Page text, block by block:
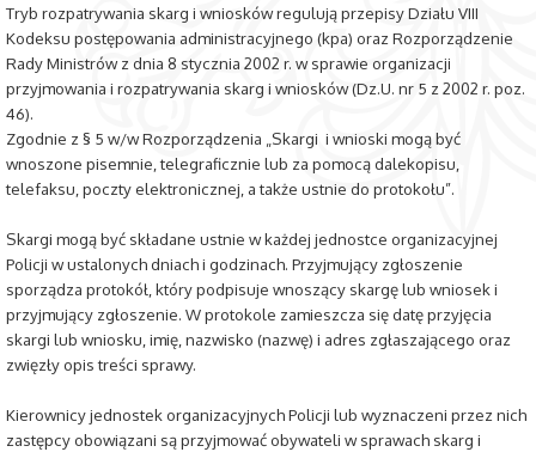
Tryb rozpatrywania skarg i wniosków regulują przepisy Działu VIII
Kodeksu postępowania administracyjnego (kpa) oraz Rozporządzenie
Rady Ministrów z dnia 8 stycznia 2002 r. w sprawie organizacji
przyjmowania i rozpatrywania skarg i wniosków (Dz.U. nr 5 z 2002 r. poz.
46).
Zgodnie z § 5 w/w Rozporządzenia „Skargi i wnioski mogą być
wnoszone pisemnie, telegraficznie lub za pomocą dalekopisu,
telefaksu, poczty elektronicznej, a także ustnie do protokołu”.
Skargi mogą być składane ustnie w każdej jednostce organizacyjnej
Policji w ustalonych dniach i godzinach. Przyjmujący zgłoszenie
sporządza protokół, który podpisuje wnoszący skargę lub wniosek i
przyjmujący zgłoszenie. W protokole zamieszcza się datę przyjęcia
skargi lub wniosku, imię, nazwisko (nazwę) i adres zgłaszającego oraz
zwięzły opis treści sprawy.
Kierownicy jednostek organizacyjnych Policji lub wyznaczeni przez nich
zastępcy obowiązani są przyjmować obywateli w sprawach skarg i